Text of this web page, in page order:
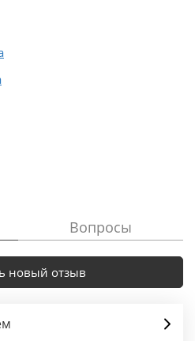
Вопросы
новый отзыв